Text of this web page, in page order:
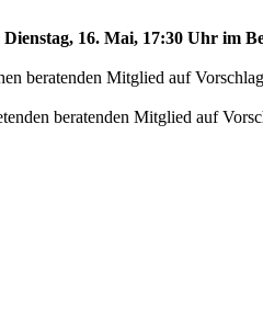
16. Mai, 17:30 Uhr im
beratenden Mitglied auf
beratenden Mitglied auf